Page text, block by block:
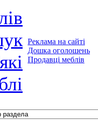
Реклама на сайті
Дошка оголошень
Продавці меблів